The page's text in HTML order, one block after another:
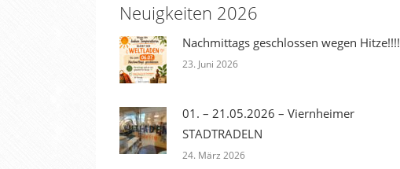
Neuigkeiten 2026
Nachmittags geschlossen wegen Hitze!!!!
23. Juni 2026
01. – 21.05.2026 – Viernheimer
STADTRADELN
24. März 2026